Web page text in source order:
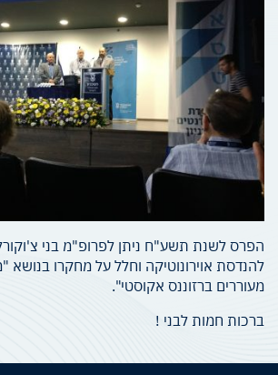
הפרס לשנת תשע"ח ניתן לפרופ"מ בני
להנדסת אוירונוטיקה וחלל על מחקרו בנושא
מעוררים ברזוננס אקוסטי".
ברכות חמות לבני !